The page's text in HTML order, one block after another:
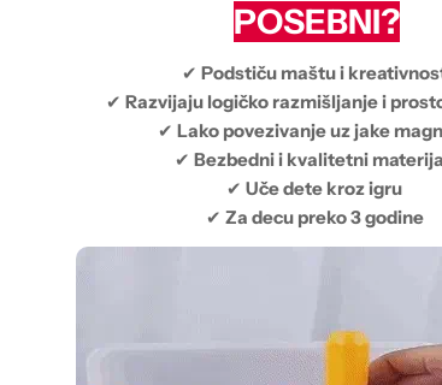
POSEBNI?
✔Podstiču maštu i
✔Razvijaju logičko razmišljanje i
✔ Lako povezivanje uz jake
✔Bezbedni i kvalitetni
✔Uče dete kroz igru
✔ Za decu preko 3 godine